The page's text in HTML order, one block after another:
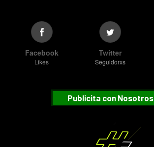
Facebook
Likes
Twitter
Seguidorxs
Publicita con Nosotros